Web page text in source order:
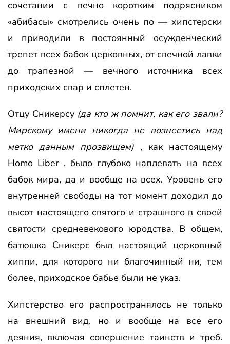
сочетании с вечно коротким подрясником
«абибасы» смотрелись очень по — хипстерски
и приводили в постоянный осужденческий
трепет всех бабок церковных, от свечной лавки
до трапезной — вечного источника всех
приходских свар и сплетен.
Отцу Сникерсу (да кто ж помнит, как его звали?
Мирскому имени никогда не вознестись над
метко данным прозвищем) , как настоящему
Homo Liber , было глубоко наплевать на всех
бабок мира, да и вообще на всех. Уровень его
внутренней свободы на тот момент доходил до
высот настоящего святого и страшного в своей
святости средневекового юродства. В общем,
батюшка Сникерс был настоящий церковный
хиппи, для которого ни благочинный ни, тем
более, приходское бабье были не указ.
Хипстерство его распространялось не только
на внешний вид, но и вообще на все его
деяния, включая совершение таинств и треб.